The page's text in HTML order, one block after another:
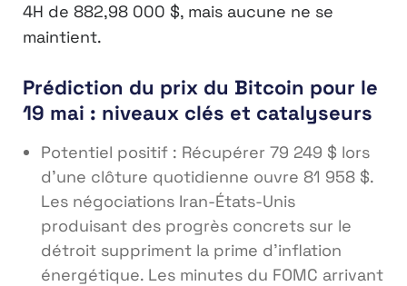
4H de 882,98 000 $, mais aucune ne se
maintient.
Prédiction du prix du Bitcoin pour le
19 mai : niveaux clés et catalyseurs
Potentiel positif : Récupérer 79 249 $ lors
d’une clôture quotidienne ouvre 81 958 $.
Les négociations Iran-États-Unis
produisant des progrès concrets sur le
détroit suppriment la prime d’inflation
énergétique. Les minutes du FOMC arrivant